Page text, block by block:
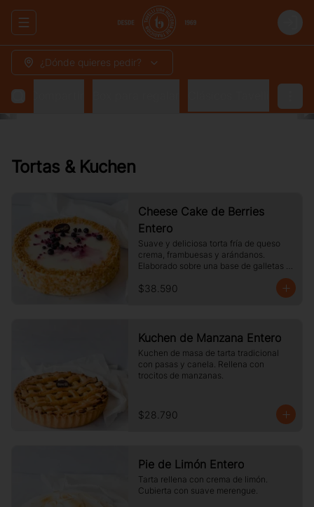
Abrir menu de navegación Login
¿Dónde quieres pedir?
Compartir
Tortas & Kuchen
Cheese Cake de Berries
Entero
Suave y deliciosa torta fría de queso
crema, frambuesas y arándanos.
Elaborado sobre una base de galletas y
$38.590
Kuchen de Manzana Entero
Kuchen de masa de tarta tradicional
con pasas y canela. Rellena con
trocitos de manzanas.
$28.790
Pie de Limón Entero
Tarta rellena con crema de limón.
Cubierta con suave merengue.